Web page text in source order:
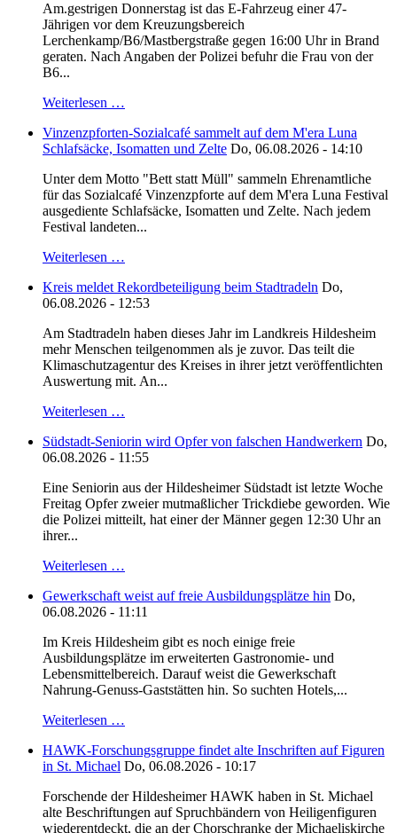
Am.gestrigen Donnerstag ist das E-Fahrzeug einer 47-
Jährigen vor dem Kreuzungsbereich
Lerchenkamp/B6/Mastbergstraße gegen 16:00 Uhr in Brand
geraten. Nach Angaben der Polizei befuhr die Frau von der
B6...
Weiterlesen …
Vinzenzpforten-Sozialcafé sammelt auf dem M'era Luna
Schlafsäcke, Isomatten und Zelte Do, 06.08.2026 - 14:10
Unter dem Motto "Bett statt Müll" sammeln Ehrenamtliche
für das Sozialcafé Vinzenzpforte auf dem M'era Luna Festival
ausgediente Schlafsäcke, Isomatten und Zelte. Nach jedem
Festival landeten...
Weiterlesen …
Kreis meldet Rekordbeteiligung beim Stadtradeln Do,
06.08.2026 - 12:53
Am Stadtradeln haben dieses Jahr im Landkreis Hildesheim
mehr Menschen teilgenommen als je zuvor. Das teilt die
Klimaschutzagentur des Kreises in ihrer jetzt veröffentlichten
Auswertung mit. An...
Weiterlesen …
Südstadt-Seniorin wird Opfer von falschen Handwerkern Do,
06.08.2026 - 11:55
Eine Seniorin aus der Hildesheimer Südstadt ist letzte Woche
Freitag Opfer zweier mutmaßlicher Trickdiebe geworden. Wie
die Polizei mitteilt, hat einer der Männer gegen 12:30 Uhr an
ihrer...
Weiterlesen …
Gewerkschaft weist auf freie Ausbildungsplätze hin Do,
06.08.2026 - 11:11
Im Kreis Hildesheim gibt es noch einige freie
Ausbildungsplätze im erweiterten Gastronomie- und
Lebensmittelbereich. Darauf weist die Gewerkschaft
Nahrung-Genuss-Gaststätten hin. So suchten Hotels,...
Weiterlesen …
HAWK-Forschungsgruppe findet alte Inschriften auf Figuren
in St. Michael Do, 06.08.2026 - 10:17
Forschende der Hildesheimer HAWK haben in St. Michael
alte Beschriftungen auf Spruchbändern von Heiligenfiguren
wiederentdeckt, die an der Chorschranke der Michaeliskirche